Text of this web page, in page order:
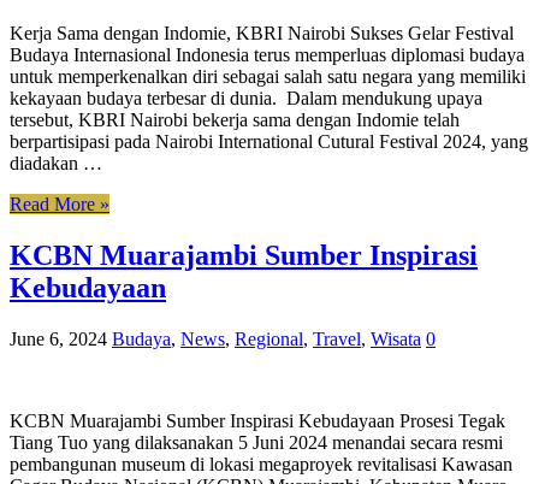
Kerja Sama dengan Indomie, KBRI Nairobi Sukses Gelar Festival
Budaya Internasional Indonesia terus memperluas diplomasi budaya
untuk memperkenalkan diri sebagai salah satu negara yang memiliki
kekayaan budaya terbesar di dunia. Dalam mendukung upaya
tersebut, KBRI Nairobi bekerja sama dengan Indomie telah
berpartisipasi pada Nairobi International Cutural Festival 2024, yang
diadakan …
Read More »
KCBN Muarajambi Sumber Inspirasi
Kebudayaan
June 6, 2024 Budaya, News, Regional, Travel, Wisata 0
KCBN Muarajambi Sumber Inspirasi Kebudayaan Prosesi Tegak
Tiang Tuo yang dilaksanakan 5 Juni 2024 menandai secara resmi
pembangunan museum di lokasi megaproyek revitalisasi Kawasan